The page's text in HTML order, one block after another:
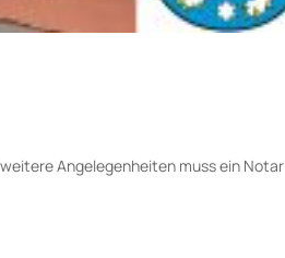
Angelegenheiten muss ein Notar